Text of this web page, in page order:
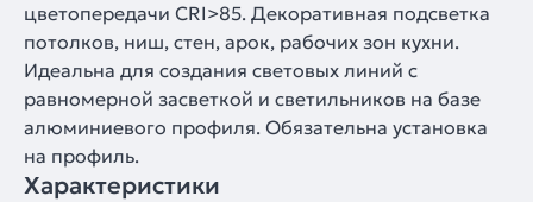
цветопередачи CRI>85. Декоративная подсветка
потолков, ниш, стен, арок, рабочих зон кухни.
Идеальна для создания световых линий с
равномерной засветкой и светильников на базе
алюминиевого профиля. Обязательна установка
на профиль.
Характеристики